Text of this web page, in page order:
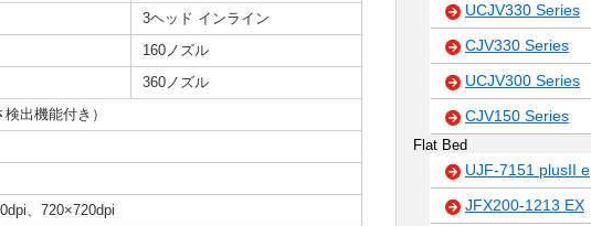
3ヘッド インライン
160ノズル
360ノズル
出機能付き）
、720×720dpi
UCJV330 Series
CJV330 Series
UCJV300 Series
CJV150 Series
Flat Bed
UJF-7151 plusII e
JFX200-1213 EX